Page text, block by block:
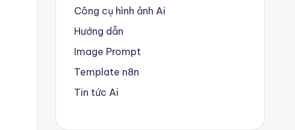
Công cụ hình ảnh Ai
Hướng dẫn
Image Prompt
Template n8n
Tin tức Ai